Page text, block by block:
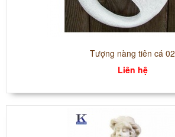
Tượng nàng tiên cá 02
Liên hệ